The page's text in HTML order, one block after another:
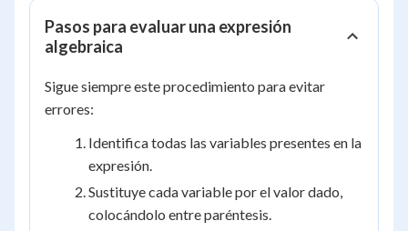
Pasos para evaluar una expresión
algebraica
Sigue siempre este procedimiento para evitar
errores:
Identifica todas las variables presentes en la
expresión.
Sustituye cada variable por el valor dado,
colocándolo entre paréntesis.